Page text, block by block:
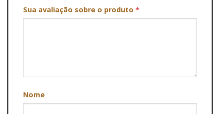
Sua avaliação sobre o produto *
Nome